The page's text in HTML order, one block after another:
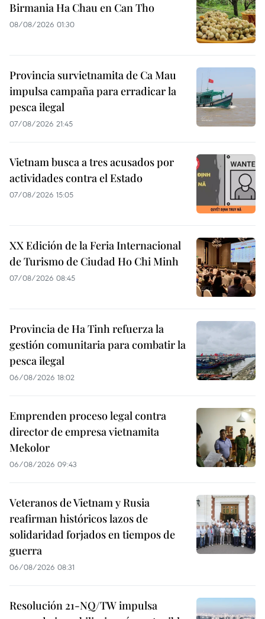
Birmania Ha Chau en Can Tho
08/08/2026 01:30
Provincia survietnamita de Ca Mau
impulsa campaña para erradicar la
pesca ilegal
07/08/2026 21:45
Vietnam busca a tres acusados por
actividades contra el Estado
07/08/2026 15:05
XX Edición de la Feria Internacional
de Turismo de Ciudad Ho Chi Minh
07/08/2026 08:45
Provincia de Ha Tinh refuerza la
gestión comunitaria para combatir la
pesca ilegal
06/08/2026 18:02
Emprenden proceso legal contra
director de empresa vietnamita
Mekolor
06/08/2026 09:43
Veteranos de Vietnam y Rusia
reafirman históricos lazos de
solidaridad forjados en tiempos de
guerra
06/08/2026 08:31
Resolución 21-NQ/TW impulsa